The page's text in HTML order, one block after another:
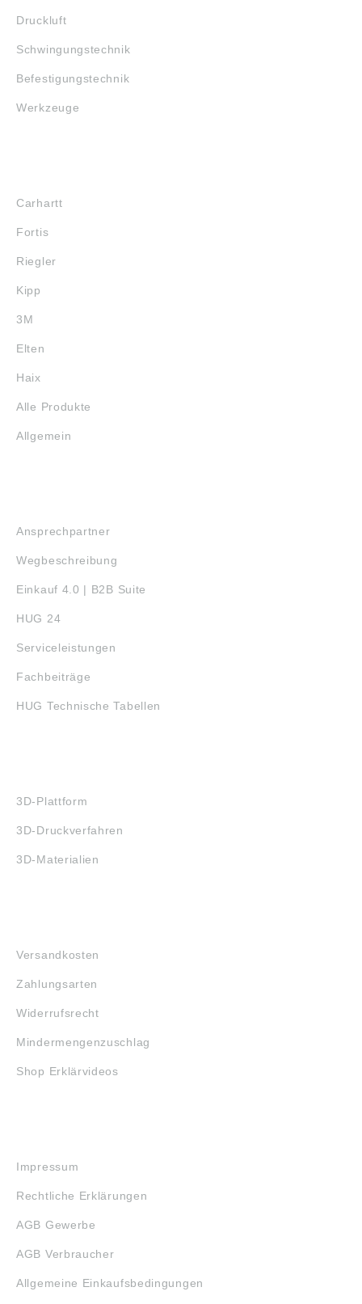
Druckluft
Schwingungstechnik
Befestigungstechnik
Werkzeuge
Carhartt
Fortis
Riegler
Kipp
3M
Elten
Haix
Alle Produkte
Allgemein
Ansprechpartner
Wegbeschreibung
Einkauf 4.0 | B2B Suite
HUG 24
Serviceleistungen
Fachbeiträge
HUG Technische Tabellen
3D-Plattform
3D-Druckverfahren
3D-Materialien
Versandkosten
Zahlungsarten
Widerrufsrecht
Mindermengenzuschlag
Shop Erklärvideos
Impressum
Rechtliche Erklärungen
AGB Gewerbe
AGB Verbraucher
Allgemeine Einkaufsbedingungen